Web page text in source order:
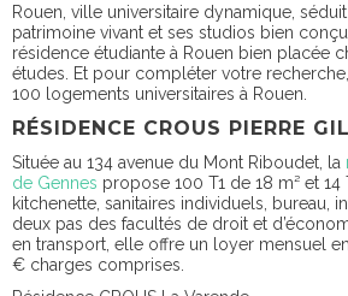
Rouen, ville universitaire dynamique,
patrimoine vivant et ses studios bien
résidence étudiante à Rouen bien placée
études. Et pour compléter votre
100 logements universitaires à Rouen.
RÉSIDENCE CROUS PIERRE
Située au 134 avenue du Mont Riboudet, la
de Gennes propose 100 T1 de 18 m² et 14
kitchenette, sanitaires individuels, bureau,
deux pas des facultés de droit et
en transport, elle offre un loyer mensuel
€ charges comprises.